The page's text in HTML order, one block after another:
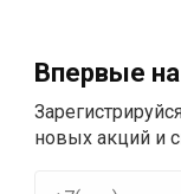
Впервые
новых акций и